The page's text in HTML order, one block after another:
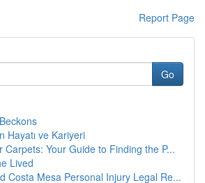
Report Page
Go
Hayatı ve Kariyeri
Carpets: Your Guide to Finding the P...
Lived
Costa Mesa Personal Injury Legal Re...